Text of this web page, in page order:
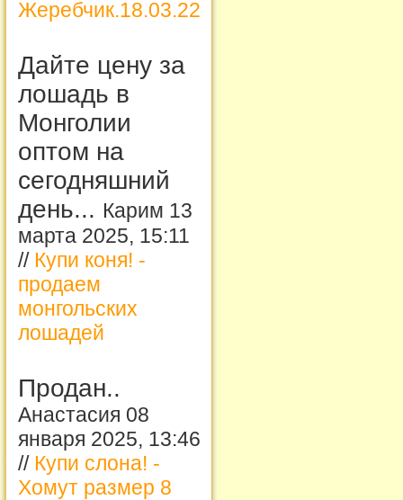
Жеребчик.18.03.22
Дайте цену за
лошадь в
Монголии
оптом на
сегодняшний
день... Карим 13
марта 2025, 15:11
// Купи коня! -
продаем
монгольских
лошадей
Продан..
Анастасия 08
января 2025, 13:46
// Купи слона! -
Хомут размер 8